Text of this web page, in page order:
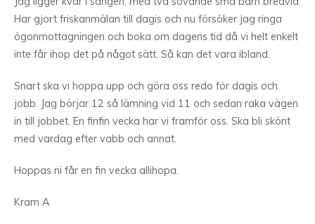
Har gjort friskanmälan till dagis och nu försöker jag ringa
ögonmottagningen och boka om dagens tid då vi helt enkelt
inte får ihop det på något sätt. Så kan det vara ibland.
Snart ska vi hoppa upp och göra oss redo för dagis och
jobb. Jag börjar 12 så lämning vid 11 och sedan raka vägen
in till jobbet. En finfin vecka har vi framför oss. Ska bli skönt
med vardag efter vabb och annat.
Hoppas ni får en fin vecka allihopa.
Kram A